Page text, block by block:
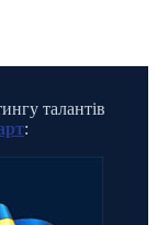
талантів
: